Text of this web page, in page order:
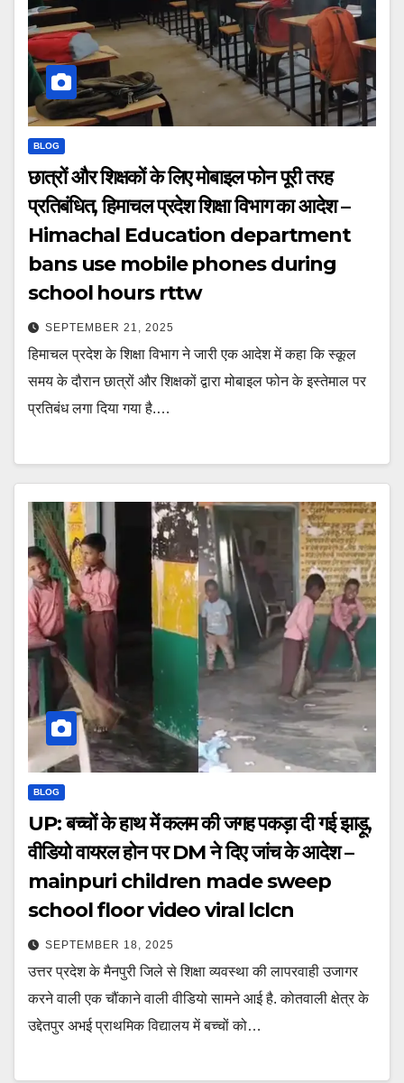
BLOG
छात्रों और शिक्षकों के लिए मोबाइल फोन पूरी तरह
प्रतिबंधित, हिमाचल प्रदेश शिक्षा विभाग का आदेश –
Himachal Education department
bans use mobile phones during
school hours rttw
SEPTEMBER 21, 2025
हिमाचल प्रदेश के शिक्षा विभाग ने जारी एक आदेश में कहा कि स्कूल
समय के दौरान छात्रों और शिक्षकों द्वारा मोबाइल फोन के इस्तेमाल पर
प्रतिबंध लगा दिया गया है.…
BLOG
UP: बच्चों के हाथ में कलम की जगह पकड़ा दी गई झाड़ू,
वीडियो वायरल होन पर DM ने दिए जांच के आदेश –
mainpuri children made sweep
school floor video viral lclcn
SEPTEMBER 18, 2025
उत्तर प्रदेश के मैनपुरी जिले से शिक्षा व्यवस्था की लापरवाही उजागर
करने वाली एक चौंकाने वाली वीडियो सामने आई है. कोतवाली क्षेत्र के
उद्देतपुर अभई प्राथमिक विद्यालय में बच्चों को…